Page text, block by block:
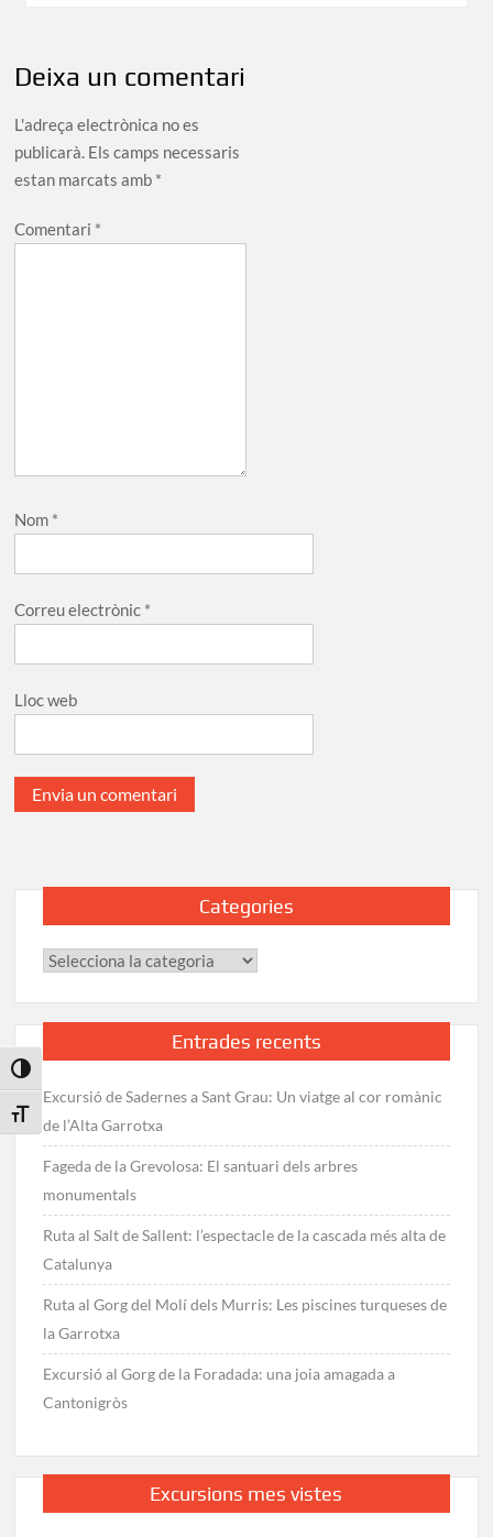
Toggle High Contrast
Toggle Font size
Deixa un comentari
L'adreça electrònica no es
publicarà. Els camps necessaris
estan marcats amb *
Comentari *
Nom *
Correu electrònic *
Lloc web
Categories
Categories
Entrades recents
Excursió de Sadernes a Sant Grau: Un viatge al cor romànic
de l’Alta Garrotxa
Fageda de la Grevolosa: El santuari dels arbres
monumentals
Ruta al Salt de Sallent: l’espectacle de la cascada més alta de
Catalunya
Ruta al Gorg del Molí dels Murris: Les piscines turqueses de
la Garrotxa
Excursió al Gorg de la Foradada: una joia amagada a
Cantonigròs
Excursions mes vistes